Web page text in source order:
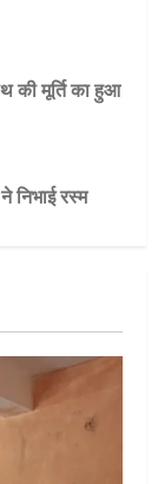
की मूर्ति का हुआ
निभाई रस्म